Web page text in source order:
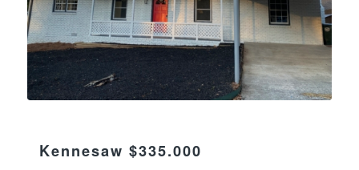
Kennesaw $335.000